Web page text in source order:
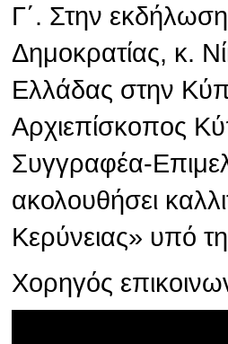
Γ΄. Στην
Δημοκρατίας, κ.
Ελλάδας στην
Αρχιεπίσκοπος
Συγγραφέα-
ακολουθήσει
Κερύνειας» υπό
Χορηγός